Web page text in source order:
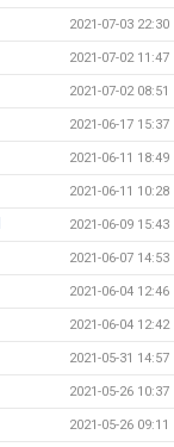
2021-07-03 22:30
2021-07-02 11:47
2021-07-02 08:51
2021-06-17 15:37
2021-06-11 18:49
2021-06-11 10:28
2021-06-09 15:43
2021-06-07 14:53
2021-06-04 12:46
2021-06-04 12:42
2021-05-31 14:57
2021-05-26 10:37
2021-05-26 09:11